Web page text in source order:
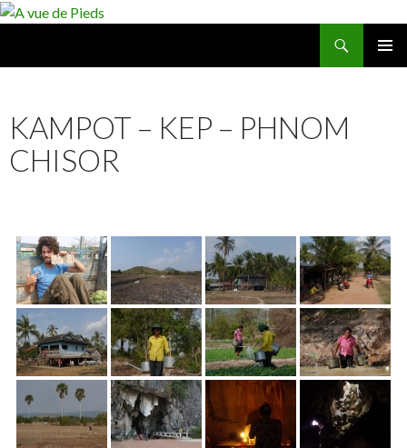
KAMPOT – KEP – PHNOM
CHISOR